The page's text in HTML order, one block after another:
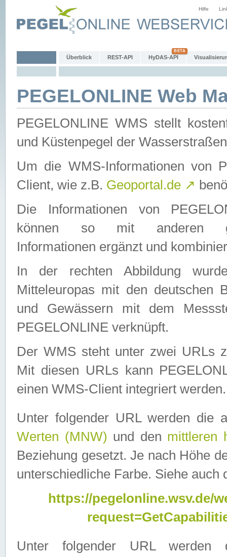
Hilfe
Überblick REST-API HyDAS-API
PEGELONLINE Web
PEGELONLINE WMS stellt
und Küstenpegel der
Um die WMS-Informationen von
Client, wie z.B. Geoportal.de ↗
Die Informationen von
können so mit anderen
Informationen ergänzt und
In der rechten Abbildung
Mitteleuropas mit den deutschen
und Gewässern mit dem
PEGELONLINE verknüpft.
Der WMS steht unter zwei URLs
Mit diesen URLs kann
einen WMS-Client integriert werden.
Unter folgender URL werden die
Werten (MNW) und den mittleren
Beziehung gesetzt. Je nach Höhe
unterschiedliche Farbe. Siehe auch
https://pegelonline.wsv.de/
Unter folgender URL